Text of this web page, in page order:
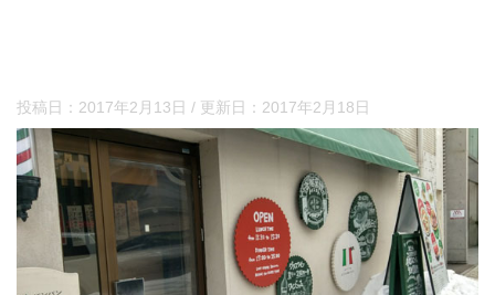
投稿日： 2017年2月13日 / 更新日： 2017年2月18日